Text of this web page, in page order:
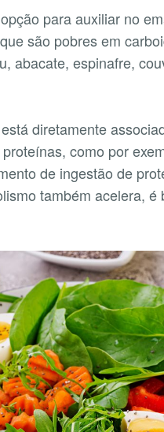
para auxiliar no
são pobres em
abacate, espinafre,
diretamente
como por
de ingestão de
também acelera, é